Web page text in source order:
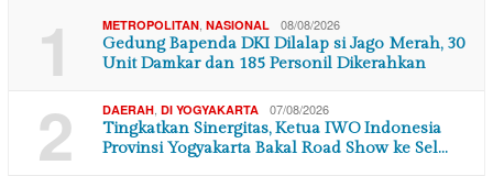
1 METROPOLITAN NASIONAL 08/08/2026
Gedung Bapenda DKI Dilalap si Jago Merah, 30
Unit Damkar dan 185 Personil Dikerahkan
2 DAERAH DI YOGYAKARTA 07/08/2026
Tingkatkan Sinergitas, Ketua IWO Indonesia
Provinsi Yogyakarta Bakal Road Show ke Sel…